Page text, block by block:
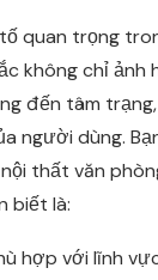
quan trọng
không chỉ ảnh
đến tâm
người dùng.
thất văn
biết là:
hợp với lĩnh